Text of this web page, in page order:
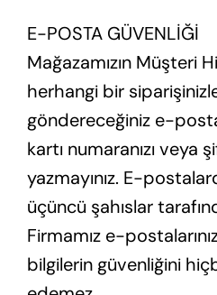
E-POSTA GÜVENLİĞİ
Mağazamızın Müşteri
herhangi bir
göndereceğiniz e-
kartı numaranızı veya
yazmayınız. E-
üçüncü şahıslar
Firmamız e-
bilgilerin güvenliğini